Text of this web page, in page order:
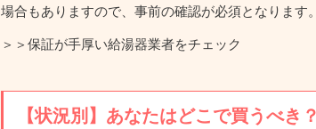
場合もあり ますので、事前の確認が必須となります。
＞＞保証が手厚い給湯器業者をチェック
【状況別】あなたはどこで買うべき